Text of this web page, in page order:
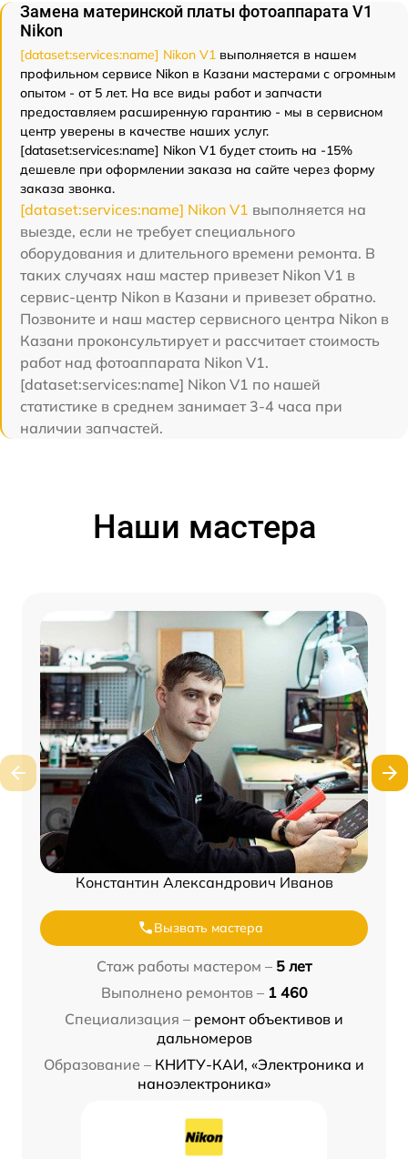
Замена материнской платы фотоаппарата V1
Nikon
[dataset:services:name] Nikon V1 выполняется в нашем
профильном сервисе Nikon в Казани мастерами с огромным
опытом - от 5 лет. На все виды работ и запчасти
предоставляем расширенную гарантию - мы в сервисном
центр уверены в качестве наших услуг.
[dataset:services:name] Nikon V1 будет стоить на -15%
дешевле при оформлении заказа на сайте через форму
заказа звонка.
[dataset:services:name] Nikon V1 выполняется на
выезде, если не требует специального
оборудования и длительного времени ремонта. В
таких случаях наш мастер привезет Nikon V1 в
сервис-центр Nikon в Казани и привезет обратно.
Позвоните и наш мастер сервисного центра Nikon в
Казани проконсультирует и рассчитает стоимость
работ над фотоаппарата Nikon V1.
[dataset:services:name] Nikon V1 по нашей
статистике в среднем занимает 3-4 часа при
наличии запчастей.
Наши мастера
Константин Александрович Иванов
Вызвать мастера
Стаж работы мастером – 5 лет
Выполнено ремонтов – 1 460
Специализация – ремонт объективов и
дальномеров
Образование – КНИТУ-КАИ, «Электроника и
наноэлектроника»